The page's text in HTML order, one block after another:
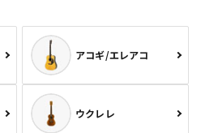
アコギ/エレアコ
ウクレレ